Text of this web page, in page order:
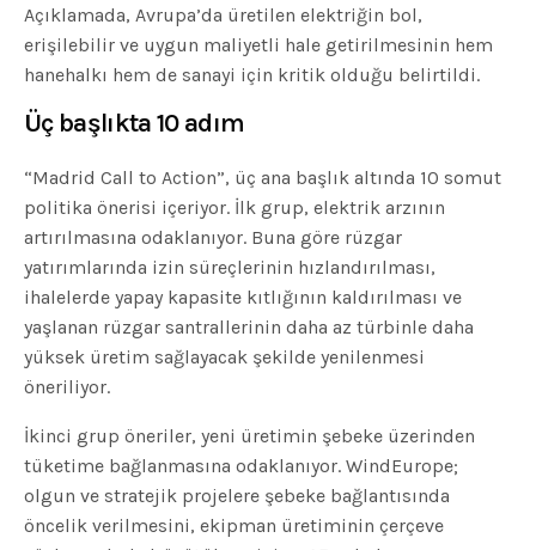
Açıklamada, Avrupa’da üretilen elektriğin bol,
erişilebilir ve uygun maliyetli hale getirilmesinin hem
hanehalkı hem de sanayi için kritik olduğu belirtildi.
Üç başlıkta 10 adım
“Madrid Call to Action”, üç ana başlık altında 10 somut
politika önerisi içeriyor. İlk grup, elektrik arzının
artırılmasına odaklanıyor. Buna göre rüzgar
yatırımlarında izin süreçlerinin hızlandırılması,
ihalelerde yapay kapasite kıtlığının kaldırılması ve
yaşlanan rüzgar santrallerinin daha az türbinle daha
yüksek üretim sağlayacak şekilde yenilenmesi
öneriliyor.
İkinci grup öneriler, yeni üretimin şebeke üzerinden
tüketime bağlanmasına odaklanıyor. WindEurope;
olgun ve stratejik projelere şebeke bağlantısında
öncelik verilmesini, ekipman üretiminin çerçeve